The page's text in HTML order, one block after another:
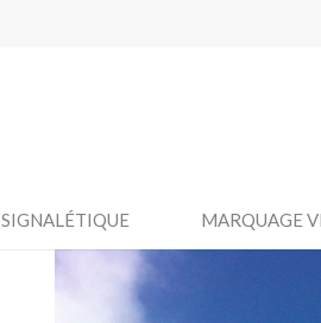
SIGNALÉTIQUE MARQUAGE